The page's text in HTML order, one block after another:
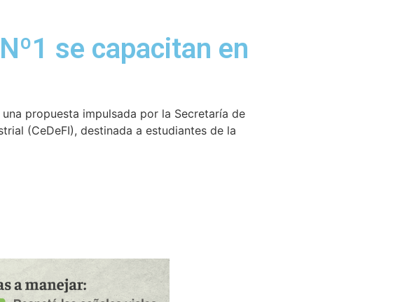
se capacitan en
propuesta impulsada por la Secretaría de
(CeDeFI), destinada a estudiantes de la